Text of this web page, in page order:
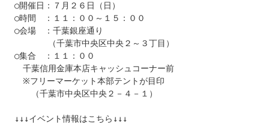
○開催日：７月２６日（日）
○時間　：１１：００～１５：００
○会場　：千葉銀座通り
（千葉市中央区中央２～３丁目）
○集合　：１１：００
千葉信用金庫本店キャッシュコーナー前
※フリーマーケット本部テントが目印
（千葉市中央区中央２－４－１）
↓↓↓イベント情報はこちら↓↓↓